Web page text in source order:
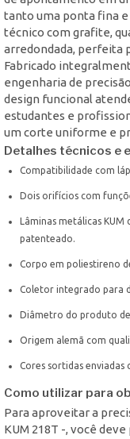
tanto uma ponta fina e
técnico com grafite,
arredondada, perfeita
Fabricado
engenharia de
design funcional
estudantes e
um corte uniforme e
Detalhes técnicos e
Compatibilidade com
Dois orifícios com
Lâminas metálicas KUM
patenteado.
Corpo em poliestireno
Coletor integrado para
Diâmetro do produto de
Origem alemã com
Cores sortidas
Como utilizar para
Para aproveitar a
KUM 218T -, você